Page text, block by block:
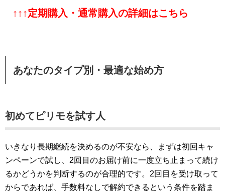
↑↑↑定期購入・通常購入の詳細はこちら
あなたのタイプ別・最適な始め方
初めてピリモを試す人
いきなり長期継続を決めるのが不安なら、まずは初回キャ
ンペーンで試し、2回目のお届け前に一度立ち止まって続け
るかどうかを判断するのが合理的です。2回目を受け取って
からであれば、手数料なしで解約できるという条件を踏ま